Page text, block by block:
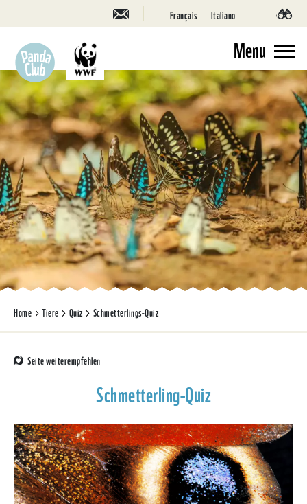
Français Italiano
Menu
Home Tiere Quiz Schmetterlings-Quiz
Seite weiterempfehlen
Schmetterling-Quiz